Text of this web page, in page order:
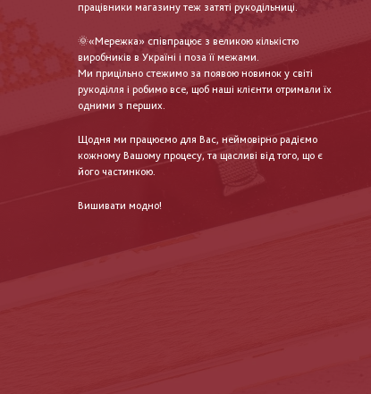
працівники магазину теж затяті рукодільниці.
🌞«Мережка» співпрацює з великою кількістю
виробників в Україні і поза її межами.
Ми прицільно стежимо за появою новинок у світі
рукоділля і робимо все, щоб наші клієнти отримали їх
одними з перших.
Щодня ми працюємо для Вас, неймовірно радіємо
кожному Вашому процесу, та щасливі від того, що є
його частинкою.
Вишивати модно!